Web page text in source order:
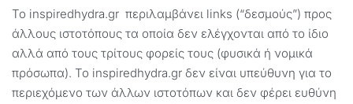
Το inspiredhydra.gr περιλαμβάνει links (“δεσμούς”) προς
άλλους ιστοτόπους τα οποία δεν ελέγχονται από το ίδιο
αλλά από τους τρίτους φορείς τους (φυσικά ή νομικά
πρόσωπα). Το inspiredhydra.gr δεν είναι υπεύθυνη για το
περιεχόμενο των άλλων ιστοτόπων και δεν φέρει ευθύνη